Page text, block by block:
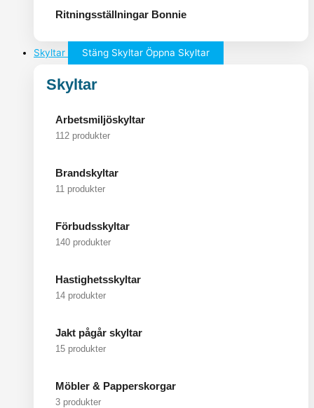
Ritningsställningar Bonnie
Skyltar Stäng Skyltar Öppna Skyltar
Skyltar
Arbetsmiljöskyltar
112 produkter
Brandskyltar
11 produkter
Förbudsskyltar
140 produkter
Hastighetsskyltar
14 produkter
Jakt pågår skyltar
15 produkter
Möbler & Papperskorgar
3 produkter